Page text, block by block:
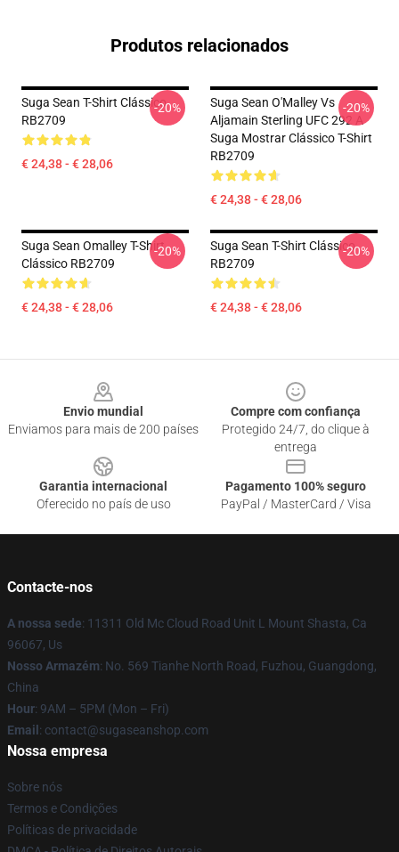
Produtos relacionados
Suga Sean T-Shirt Clássico
RB2709
€ 24,38 - € 28,06
-20%
Suga Sean O'Malley Vs
Aljamain Sterling UFC 292 A
Suga Mostrar Clássico T-Shirt
RB2709
€ 24,38 - € 28,06
-20%
Suga Sean Omalley T-Shirt
Clássico RB2709
€ 24,38 - € 28,06
-20%
Suga Sean T-Shirt Clássico
RB2709
€ 24,38 - € 28,06
-20%
Envio mundial
Enviamos para mais de 200 países
Compre com confiança
Protegido 24/7, do clique à
entrega
Garantia internacional
Oferecido no país de uso
Pagamento 100% seguro
PayPal / MasterCard / Visa
Contacte-nos
A nossa sede: 11311 Old Mc Cloud Road Unit L Mount Shasta, Ca
96067, Us
Nosso Armazém: No. 569 Tianhe North Road, Fuzhou, Guangdong,
China
Hour: 9AM – 5PM (Mon – Fri)
Email : contact@sugaseanshop.com
Nossa empresa
Sobre nós
Termos e Condições
Políticas de privacidade